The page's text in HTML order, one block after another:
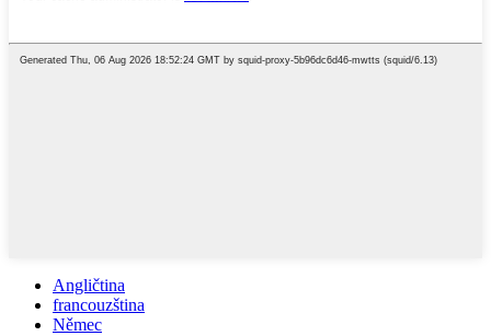
Angličtina
francouzština
Němec